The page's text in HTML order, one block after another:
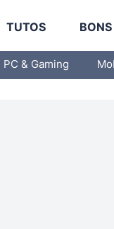
TUTOS
PC & Gaming